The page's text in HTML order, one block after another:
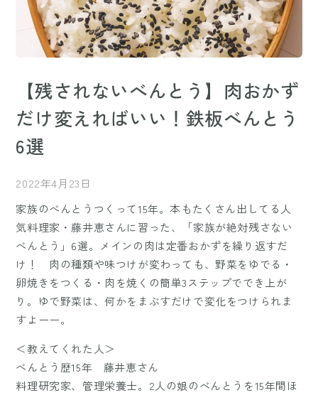
【残されないべんとう】肉おかず
だけ変えればいい！鉄板べんとう
6選
2022年4月23日
家族のべんとうつくって15年。本もたくさん出してる人
気料理家・藤井恵さんに習った、「家族が絶対残さない
べんとう」6選。メインの肉は定番おかずを繰り返すだ
け！ 肉の種類や味つけが変わっても、野菜をゆでる・
卵焼きをつくる・肉を焼くの簡単3ステップででき上が
り。ゆで野菜は、何かをまぶすだけで変化をつけられま
すよーー。
＜教えてくれた人＞
べんとう歴15年 藤井恵さん
料理研究家、管理栄養士。2人の娘のべんとうを15年間ほ